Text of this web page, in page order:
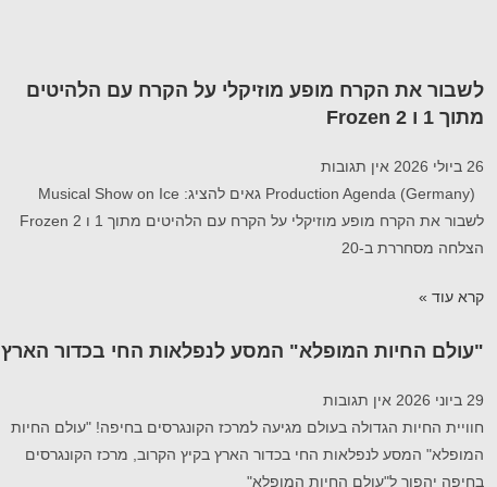
לשבור את הקרח מופע מוזיקלי על הקרח עם הלהיטים
מתוך 1 ו Frozen 2
26 ביולי 2026
אין תגובות
Production Agenda (Germany) גאים להציג: Musical Show on Ice
לשבור את הקרח מופע מוזיקלי על הקרח עם הלהיטים מתוך 1 ו Frozen 2
הצלחה מסחררת ב-20
קרא עוד »
"עולם החיות המופלא" המסע לנפלאות החי בכדור הארץ
29 ביוני 2026
אין תגובות
חוויית החיות הגדולה בעולם מגיעה למרכז הקונגרסים בחיפה! "עולם החיות
המופלא" המסע לנפלאות החי בכדור הארץ בקיץ הקרוב, מרכז הקונגרסים
בחיפה יהפוך ל"עולם החיות המופלא"